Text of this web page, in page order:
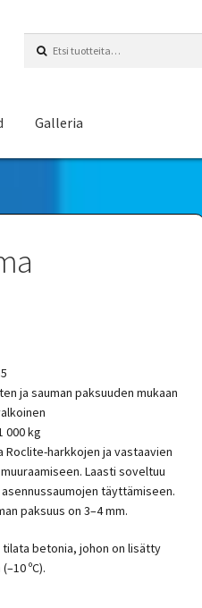
Galleria
ja sauman paksuuden mukaan
000 kg
Roclite-harkkojen ja vastaavien
Laasti soveltuu
täyttämiseen.
paksuus on 3–4 mm.
tilata betonia, johon on lisätty
ºC).